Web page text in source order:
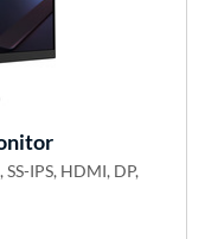
IPS, HDMI, DP,